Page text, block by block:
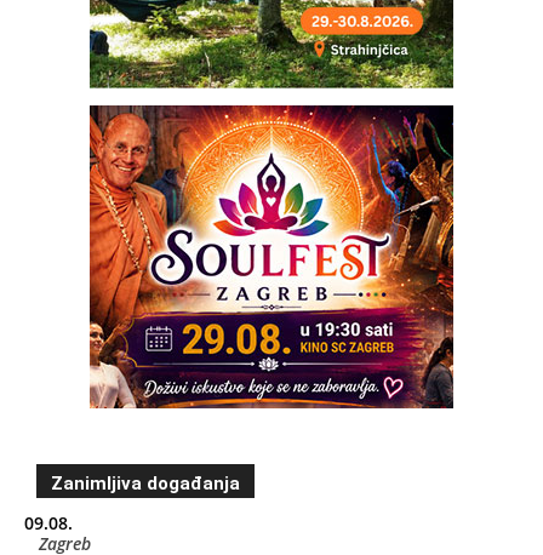
Zanimljiva događanja
09.08.
Zagreb